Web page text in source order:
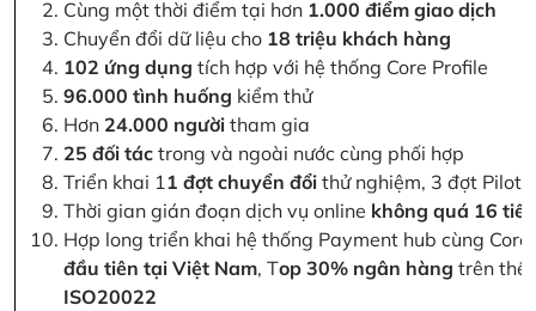
Cùng một thời điểm tại hơn 1.000 điểm giao dịch
Chuyển đổi dữ liệu cho 18 triệu khách hàng
102 ứng dụng tích hợp với hệ thống Core Profile
96.000 tình huống kiểm thử
Hơn 24.000 người tham gia
25 đối tác trong và ngoài nước cùng phối hợp
Triển khai 11 đợt chuyển đổi thử nghiệm, 3 đợt Pilot
Thời gian gián đoạn dịch vụ online không quá 16
Hợp long triển khai hệ thống Payment hub cùng
đầu tiên tại Việt Nam, Top 30% ngân hàng trên thế
ISO20022